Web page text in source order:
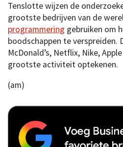
Tenslotte wijzen de
grootste bedrijven van de
programmering gebruiken om
boodschappen te verspreiden.
McDonald’s, Netflix, Nike,
grootste activiteit optekenen.
(am)